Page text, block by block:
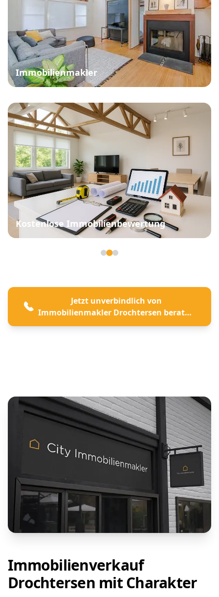
Immobilienverkauf
Drochtersen mit Charakter
Ob geerbtes Elternhaus, Kapitalanlage oder
mit Respekt und jedem Menschen mit Feingefühl.
Markus Meyer- Ihr Immobilienmakler für
Weitblick, Struktur und tiefes Fachwissen über
Drochtersen.
Henri Ehmke- Ihr Immobilienmakler mit
Verhandlungsstärke und menschlicher Tiefe im
Immobilienverkauf.
Mitarbeitern, das nicht nur vermittelt,
Kapitalanlage in Drochtersen effektiv zu
vermarkten.
Immobilienmakler
Drochtersen Expertise im
Jeder Aspekt des Immobilienverkaufs wird von